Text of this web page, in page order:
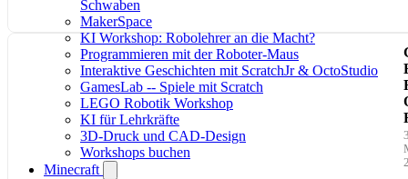
Schwaben
MakerSpace
KI Workshop: Robolehrer an die Macht?
Programmieren mit der Roboter-Maus
Interaktive Geschichten mit ScratchJr & OctoStudio
GamesLab -- Spiele mit Scratch
LEGO Robotik Workshop
KI für Lehrkräfte
3D-Druck und CAD-Design
Workshops buchen
Minecraft